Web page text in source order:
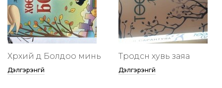
Хөөрхий дөө Болдоо минь
Дэлгэрэнгүй
Төөрөодсөн хувь заяа
Дэлгэрэнгүй